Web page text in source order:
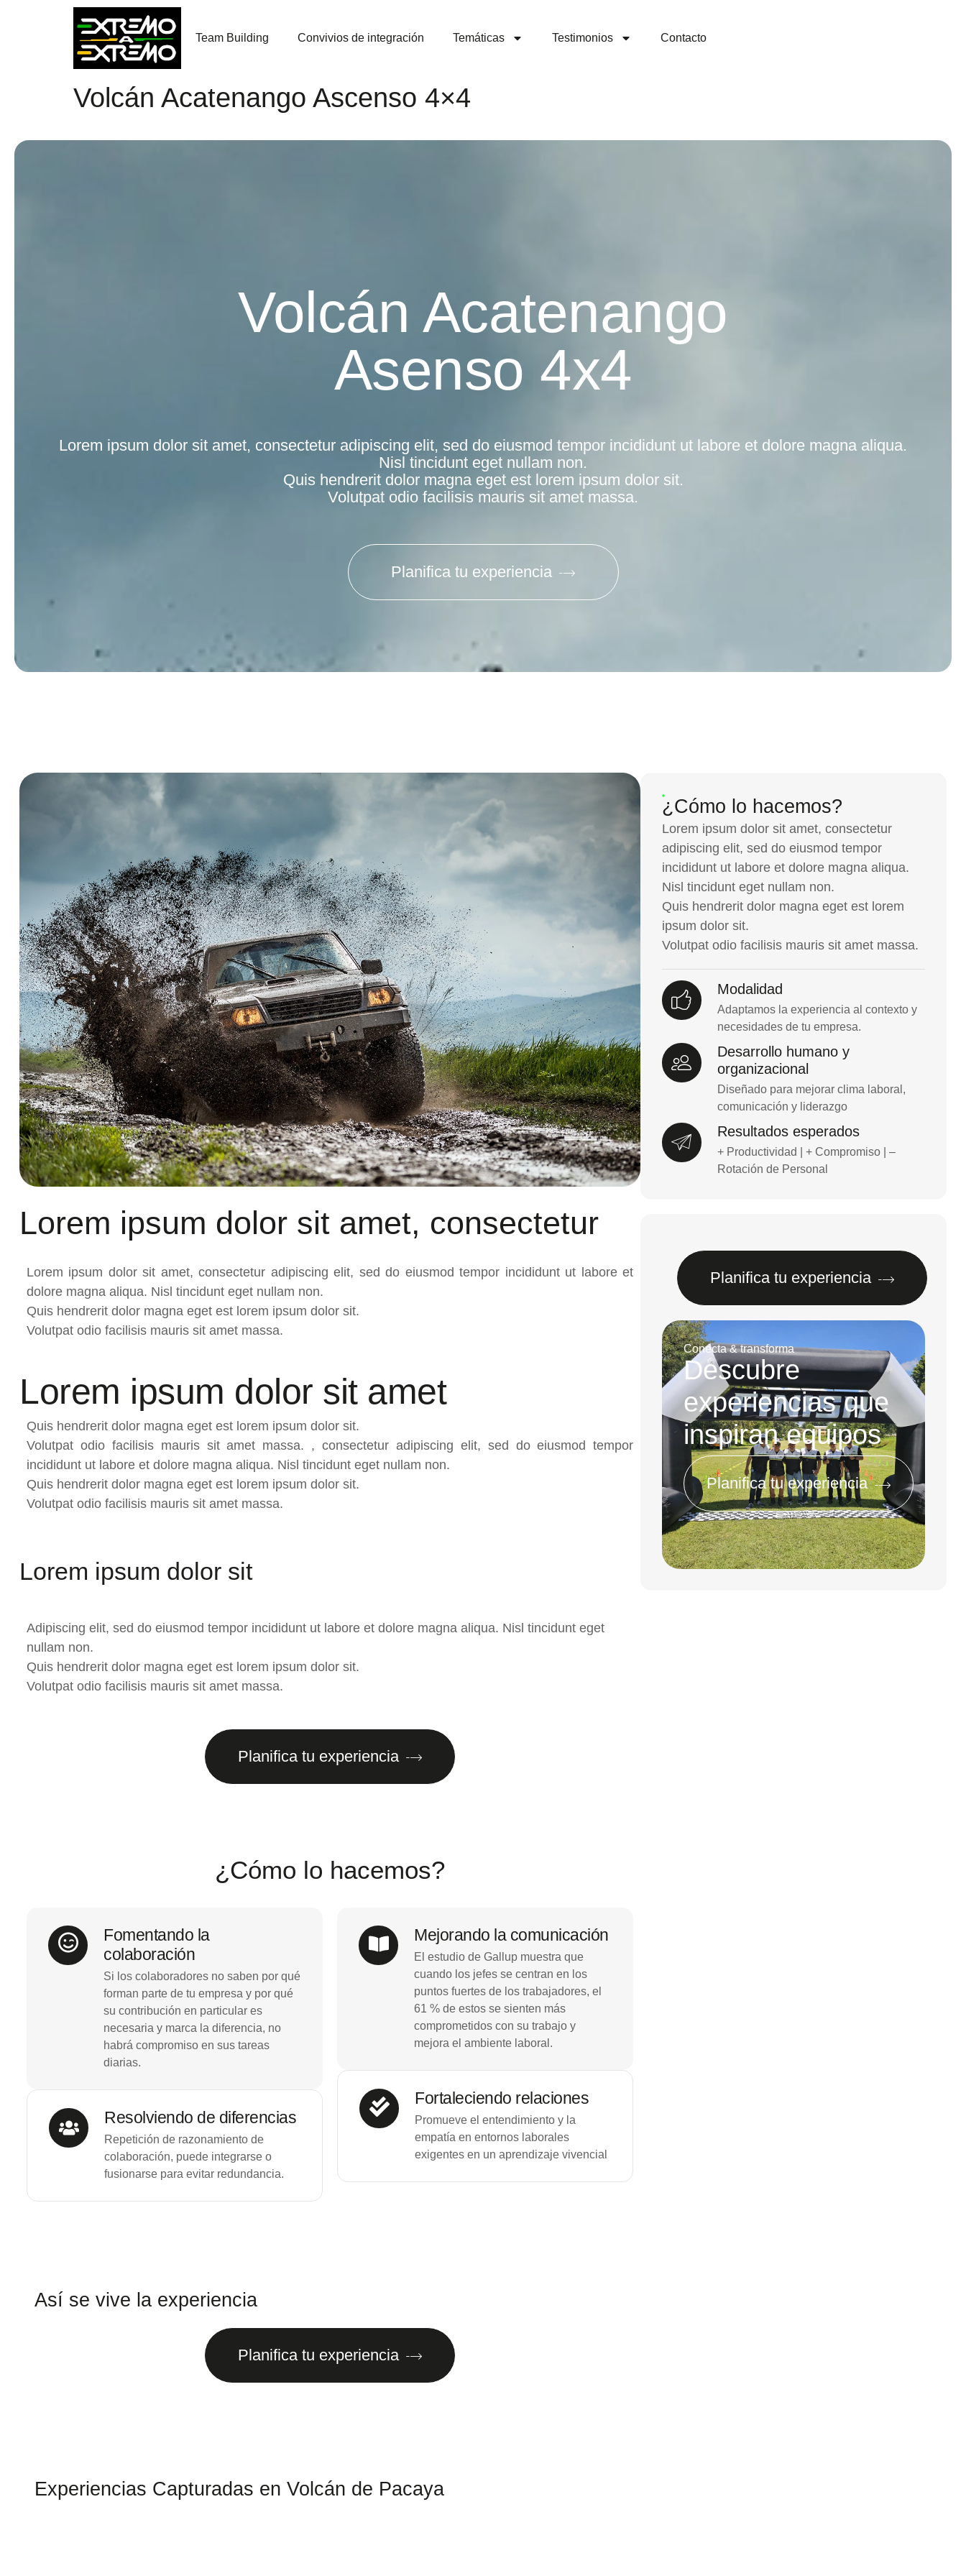
Team Building Convivios de integración Temáticas Testimonios Contacto
Volcán Acatenango Ascenso 4×4
Volcán Acatenango
Asenso 4x4
Lorem ipsum dolor sit amet, consectetur adipiscing elit, sed do eiusmod tempor incididunt ut labore et dolore magna aliqua.
Nisl tincidunt eget nullam non.
Quis hendrerit dolor magna eget est lorem ipsum dolor sit.
Volutpat odio facilisis mauris sit amet massa.
Planifica tu experiencia
¿Cómo lo hacemos?
Lorem ipsum dolor sit amet, consectetur
adipiscing elit, sed do eiusmod tempor
incididunt ut labore et dolore magna aliqua.
Nisl tincidunt eget nullam non.
Quis hendrerit dolor magna eget est lorem
ipsum dolor sit.
Volutpat odio facilisis mauris sit amet massa.
Modalidad
Adaptamos la experiencia al contexto y
necesidades de tu empresa.
Desarrollo humano y
organizacional
Diseñado para mejorar clima laboral,
comunicación y liderazgo
Resultados esperados
+ Productividad | + Compromiso | –
Rotación de Personal
Planifica tu experiencia
Conecta & transforma
Descubre
experiencias que
inspiran equipos
Planifica tu experiencia
Lorem ipsum dolor sit amet, consectetur
Lorem ipsum dolor sit amet, consectetur adipiscing elit, sed do eiusmod tempor incididunt ut labore et
dolore magna aliqua. Nisl tincidunt eget nullam non.
Quis hendrerit dolor magna eget est lorem ipsum dolor sit.
Volutpat odio facilisis mauris sit amet massa.
Lorem ipsum dolor sit amet
Quis hendrerit dolor magna eget est lorem ipsum dolor sit.
Volutpat odio facilisis mauris sit amet massa. , consectetur adipiscing elit, sed do eiusmod tempor
incididunt ut labore et dolore magna aliqua. Nisl tincidunt eget nullam non.
Quis hendrerit dolor magna eget est lorem ipsum dolor sit.
Volutpat odio facilisis mauris sit amet massa.
Lorem ipsum dolor sit
Adipiscing elit, sed do eiusmod tempor incididunt ut labore et dolore magna aliqua. Nisl tincidunt eget
nullam non.
Quis hendrerit dolor magna eget est lorem ipsum dolor sit.
Volutpat odio facilisis mauris sit amet massa.
Planifica tu experiencia
¿Cómo lo hacemos?
Fomentando la
colaboración
Si los colaboradores no saben por qué
forman parte de tu empresa y por qué
su contribución en particular es
necesaria y marca la diferencia, no
habrá compromiso en sus tareas
diarias.
Resolviendo de diferencias
Repetición de razonamiento de
colaboración, puede integrarse o
fusionarse para evitar redundancia.
Mejorando la comunicación
El estudio de Gallup muestra que
cuando los jefes se centran en los
puntos fuertes de los trabajadores, el
61 % de estos se sienten más
comprometidos con su trabajo y
mejora el ambiente laboral.
Fortaleciendo relaciones
Promueve el entendimiento y la
empatía en entornos laborales
exigentes en un aprendizaje vivencial
Así se vive la experiencia
Planifica tu experiencia
Experiencias Capturadas en Volcán de Pacaya